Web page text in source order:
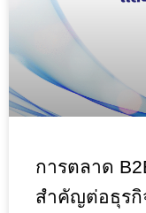
การตลาด
สำคัญต่อธุรกิ